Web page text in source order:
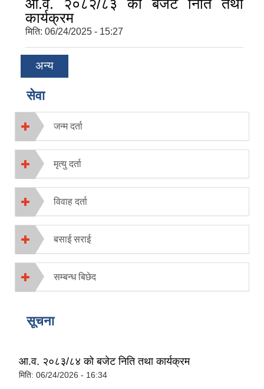
आ.व. २०८२/८३ को बजेट निति तथा
कार्यक्रम
मिति: 06/24/2025 - 15:27
अन्य
सेवा
जन्म दर्ता
मृत्यु दर्ता
विवाह दर्ता
बसाई सराई
सम्बन्ध बिछेद
सूचना
आ.व. २०८३/८४ को बजेट निति तथा कार्यक्रम
मिति: 06/24/2026 - 16:34